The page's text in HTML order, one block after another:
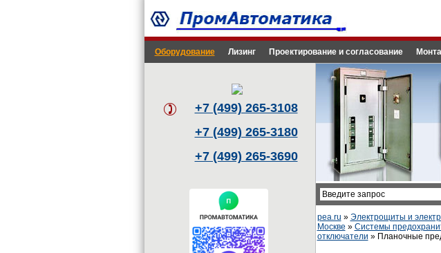
Оборудование Лизинг Проектирование и согласование
+7 (499) 265-3108
+7 (499) 265-3180
+7 (499) 265-3690
pea.ru » Электрощиты и
Москве » Системы
отключатели » Планочные